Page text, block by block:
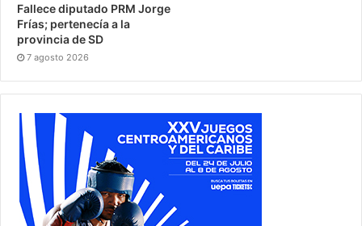
Fallece diputado PRM Jorge
Frías; pertenecía a la
provincia de SD
7 agosto 2026